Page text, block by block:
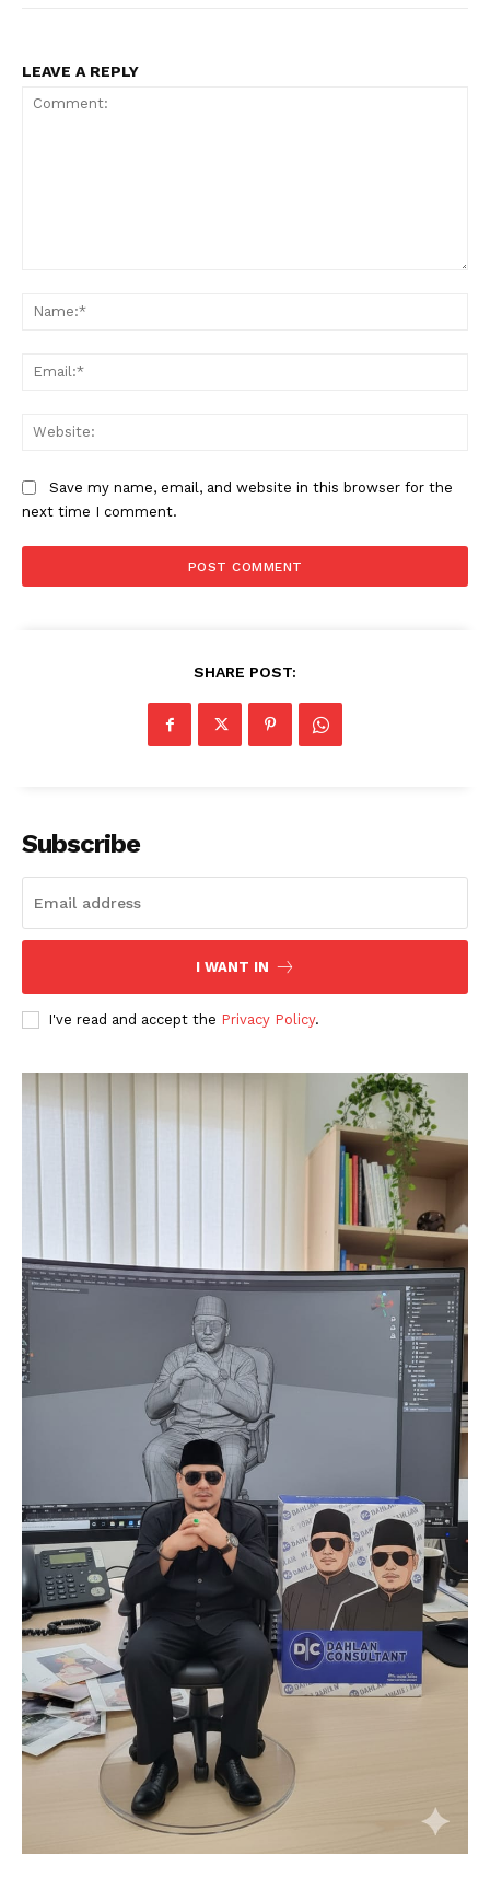
Magazine PRO
SUBSCRIBE NOW
Company
About
Contact
LEAVE A REPLY
Save my name, email, and website in this browser for the
next time I comment.
SHARE POST:
Subscribe
I WANT IN
I've read and accept the Privacy Policy.